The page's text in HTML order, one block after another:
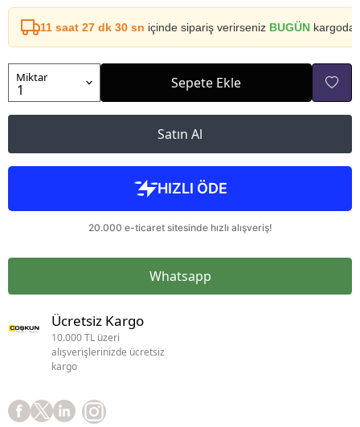
11 saat 27 dk 30 sn içinde sipariş verirseniz BUGÜN kargoda
Miktar Sepete Ekle
Satın Al
Whatsapp
Ücretsiz Kargo
10.000 TL üzeri
alışverişlerinizde ücretsiz
kargo